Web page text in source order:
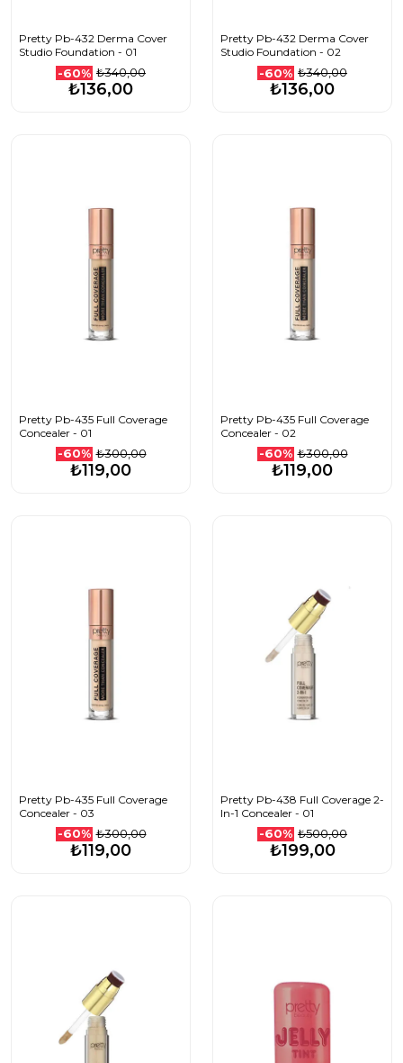
Pretty Pb-432 Derma Cover
Studio Foundation - 01
-60% ₺340,00
₺136,00
Pretty Pb-432 Derma Cover
Studio Foundation - 02
-60% ₺340,00
₺136,00
Pretty Pb-435 Full Coverage
Concealer - 01
-60% ₺300,00
₺119,00
Pretty Pb-435 Full Coverage
Concealer - 02
-60% ₺300,00
₺119,00
Pretty Pb-435 Full Coverage
Concealer - 03
-60% ₺300,00
₺119,00
Pretty Pb-438 Full Coverage 2-
In-1 Concealer - 01
-60% ₺500,00
₺199,00